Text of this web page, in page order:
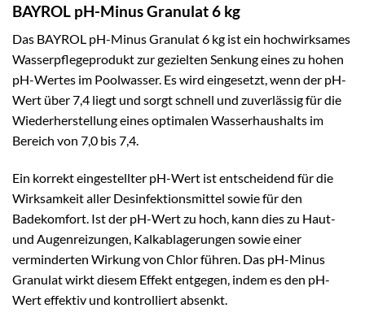
BAYROL pH-Minus Granulat 6 kg
Das BAYROL pH-Minus Granulat 6 kg ist ein hochwirksames
Wasserpflegeprodukt zur gezielten Senkung eines zu hohen
pH-Wertes im Poolwasser. Es wird eingesetzt, wenn der pH-
Wert über 7,4 liegt und sorgt schnell und zuverlässig für die
Wiederherstellung eines optimalen Wasserhaushalts im
Bereich von 7,0 bis 7,4.
Ein korrekt eingestellter pH-Wert ist entscheidend für die
Wirksamkeit aller Desinfektionsmittel sowie für den
Badekomfort. Ist der pH-Wert zu hoch, kann dies zu Haut-
und Augenreizungen, Kalkablagerungen sowie einer
verminderten Wirkung von Chlor führen. Das pH-Minus
Granulat wirkt diesem Effekt entgegen, indem es den pH-
Wert effektiv und kontrolliert absenkt.